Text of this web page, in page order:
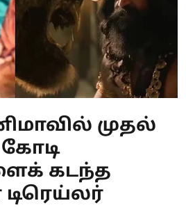
முதல்
கோடி
கடந்த